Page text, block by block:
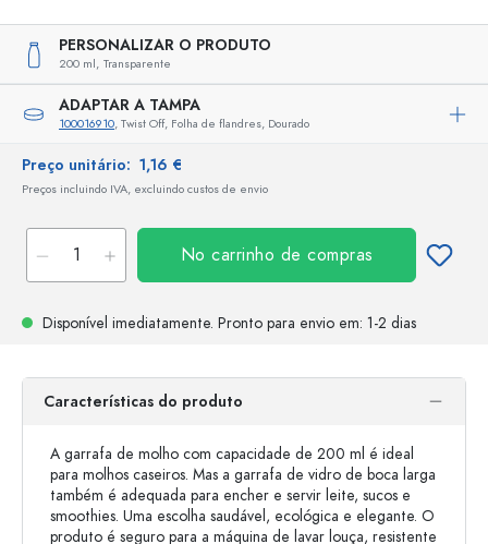
PERSONALIZAR O PRODUTO
200 ml, Transparente
ADAPTAR A TAMPA
100016910, Twist Off, Folha de flandres, Dourado
Preço unitário: 1,16 €
Preços incluindo IVA, excluindo custos de envio
No carrinho de compras
Disponível imediatamente. Pronto para envio em: 1-2 dias
Características do produto
A garrafa de molho com capacidade de 200 ml é ideal
para molhos caseiros. Mas a garrafa de vidro de boca larga
também é adequada para encher e servir leite, sucos e
smoothies. Uma escolha saudável, ecológica e elegante. O
produto é seguro para a máquina de lavar louça, resistente